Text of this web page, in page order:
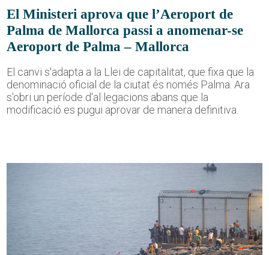
El Ministeri aprova que l’Aeroport de
Palma de Mallorca passi a anomenar-se
Aeroport de Palma – Mallorca
El canvi s'adapta a la Llei de capitalitat, que fixa que la
denominació oficial de la ciutat és només Palma. Ara
s'obri un període d'al·legacions abans que la
modificació es pugui aprovar de manera definitiva.